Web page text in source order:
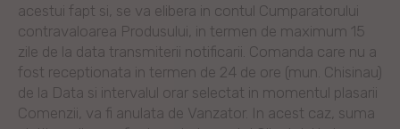
acestui fapt si, se va elibera in contul Cumparatorului
contravaloarea Produsului, in termen de maximum 15
zile de la data transmiterii notificarii. Comanda care nu a
fost receptionata in termen de 24 de ore (mun. Chisinau)
de la Data si intervalul orar selectat in momentul plasarii
Comenzii, va fi anulata de Vanzator. In acest caz, suma